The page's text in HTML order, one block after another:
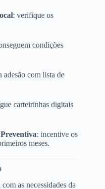
: verifique os
condições
adesão com lista de
carteirinhas digitais
: incentive os
meses.
as necessidades da